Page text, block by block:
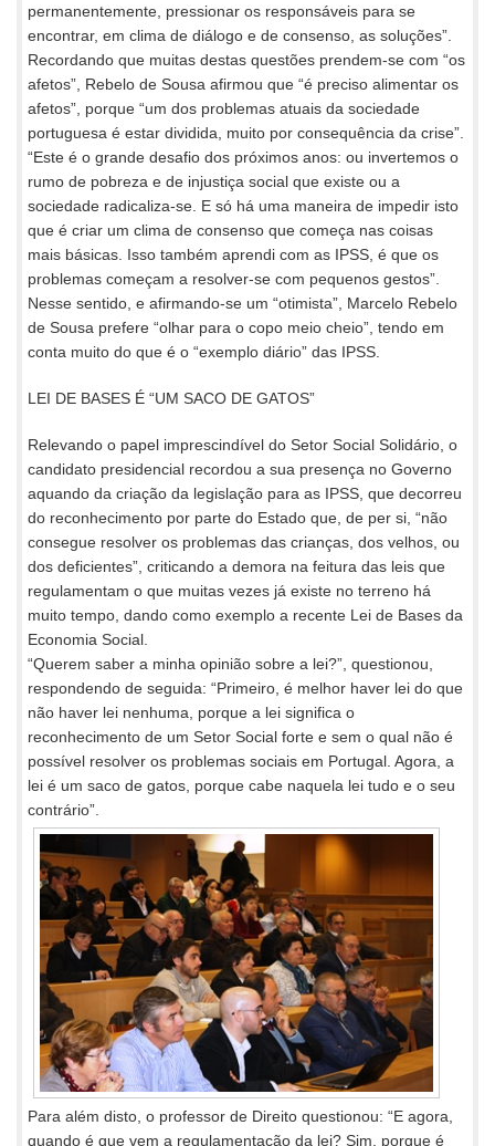
permanentemente, pressionar os responsáveis para se
encontrar, em clima de diálogo e de consenso, as soluções”.
Recordando que muitas destas questões prendem-se com “os
afetos”, Rebelo de Sousa afirmou que “é preciso alimentar os
afetos”, porque “um dos problemas atuais da sociedade
portuguesa é estar dividida, muito por consequência da crise”.
“Este é o grande desafio dos próximos anos: ou invertemos o
rumo de pobreza e de injustiça social que existe ou a
sociedade radicaliza-se. E só há uma maneira de impedir isto
que é criar um clima de consenso que começa nas coisas
mais básicas. Isso também aprendi com as IPSS, é que os
problemas começam a resolver-se com pequenos gestos”.
Nesse sentido, e afirmando-se um “otimista”, Marcelo Rebelo
de Sousa prefere “olhar para o copo meio cheio”, tendo em
conta muito do que é o “exemplo diário” das IPSS.
LEI DE BASES É “UM SACO DE GATOS”
Relevando o papel imprescindível do Setor Social Solidário, o
candidato presidencial recordou a sua presença no Governo
aquando da criação da legislação para as IPSS, que decorreu
do reconhecimento por parte do Estado que, de per si, “não
consegue resolver os problemas das crianças, dos velhos, ou
dos deficientes”, criticando a demora na feitura das leis que
regulamentam o que muitas vezes já existe no terreno há
muito tempo, dando como exemplo a recente Lei de Bases da
Economia Social.
“Querem saber a minha opinião sobre a lei?”, questionou,
respondendo de seguida: “Primeiro, é melhor haver lei do que
não haver lei nenhuma, porque a lei significa o
reconhecimento de um Setor Social forte e sem o qual não é
possível resolver os problemas sociais em Portugal. Agora, a
lei é um saco de gatos, porque cabe naquela lei tudo e o seu
contrário”.
Para além disto, o professor de Direito questionou: “E agora,
quando é que vem a regulamentação da lei? Sim, porque é